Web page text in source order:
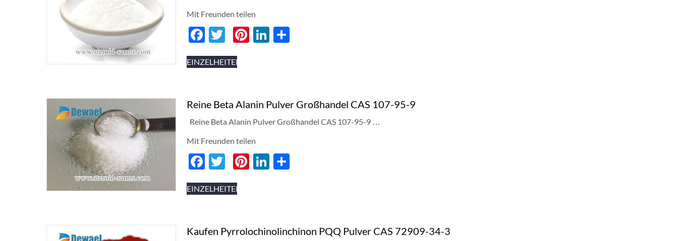
Mit Freunden teilen
Facebook
Twitter
Pinterest
LinkedIn
EINZELHEITEN
Reine Beta Alanin Pulver Großhandel CAS 107-95-9
Reine Beta Alanin Pulver Großhandel CAS 107-95-9 …
Mit Freunden teilen
Facebook
Twitter
Pinterest
LinkedIn
EINZELHEITEN
Kaufen Pyrrolochinolinchinon PQQ Pulver CAS 72909-34-3